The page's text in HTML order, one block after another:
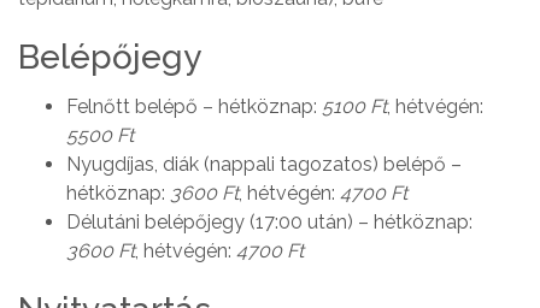
Belépőjegy
Felnőtt belépő – hétköznap: 5100 Ft, hétvégén:
5500 Ft
Nyugdíjas, diák (nappali tagozatos) belépő –
hétköznap: 3600 Ft, hétvégén: 4700 Ft
Délutáni belépőjegy (17:00 után) – hétköznap:
3600 Ft, hétvégén: 4700 Ft